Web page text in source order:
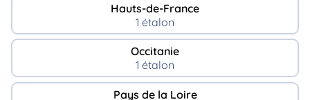
Hauts-de-France
1 étalon
Occitanie
1 étalon
Pays de la Loire